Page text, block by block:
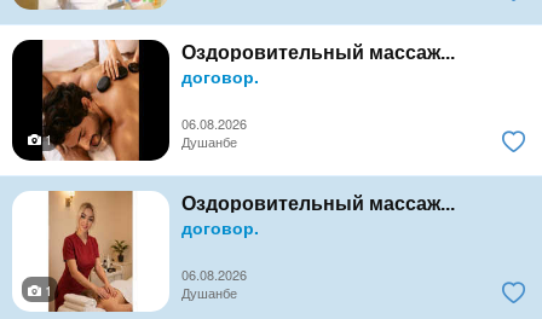
Оздоровительный массаж...
договор.
06.08.2026
1
Душанбе
Оздоровительный массаж...
договор.
06.08.2026
1
Душанбе